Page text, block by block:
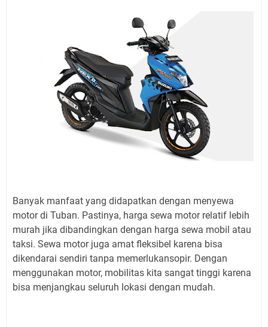
Banyak manfaat yang didapatkan dengan menyewa
motor di Tuban. Pastinya, harga sewa motor relatif lebih
murah jika dibandingkan dengan harga sewa mobil atau
taksi. Sewa motor juga amat fleksibel karena bisa
dikendarai sendiri tanpa memerlukansopir. Dengan
menggunakan motor, mobilitas kita sangat tinggi karena
bisa menjangkau seluruh lokasi dengan mudah.